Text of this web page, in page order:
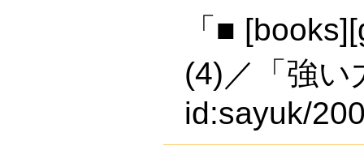
「■
(4)／「強い
id:sayuk/